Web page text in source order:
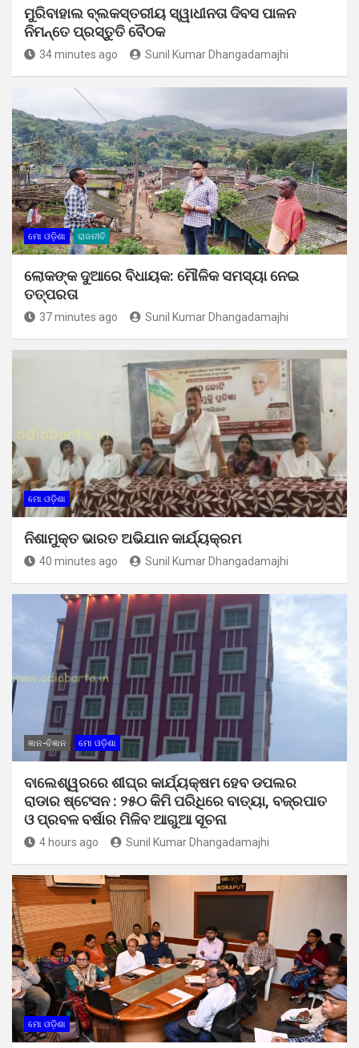
ମୁରିବାହାଲ ବ୍ଲକସ୍ତରୀୟ ସ୍ୱାଧୀନତା ଦିବସ ପାଳନ
ନିମନ୍ତେ ପ୍ରସ୍ତୁତି ବୈଠକ
34 minutes ago Sunil Kumar Dhangadamajhi
ମୋ ଓଡ଼ିଶା ରାଜନୀତି
ଲୋକଙ୍କ ଦୁଆରେ ବିଧାୟକ: ମୌଳିକ ସମସ୍ୟା ନେଇ
ତତ୍ପରତା
37 minutes ago Sunil Kumar Dhangadamajhi
ମୋ ଓଡ଼ିଶା
ନିଶାମୁକ୍ତ ଭାରତ ଅଭିଯାନ କାର୍ଯ୍ୟକ୍ରମ
40 minutes ago Sunil Kumar Dhangadamajhi
ଜ୍ଞାନ-ବିଜ୍ଞାନ ମୋ ଓଡ଼ିଶା
ବାଲେଶ୍ୱରରେ ଶୀଘ୍ର କାର୍ଯ୍ୟକ୍ଷମ ହେବ ଡପଲର
ରାଡାର ଷ୍ଟେସନ : ୨୫୦ କିମି ପରିଧିରେ ବାତ୍ୟା, ବଜ୍ରପାତ
ଓ ପ୍ରବଳ ବର୍ଷାର ମିଳିବ ଆଗୁଆ ସୂଚନା
4 hours ago Sunil Kumar Dhangadamajhi
ମୋ ଓଡ଼ିଶା